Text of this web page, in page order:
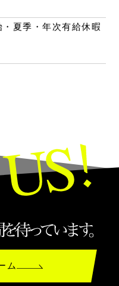
夏季・年次有給休暇
ム